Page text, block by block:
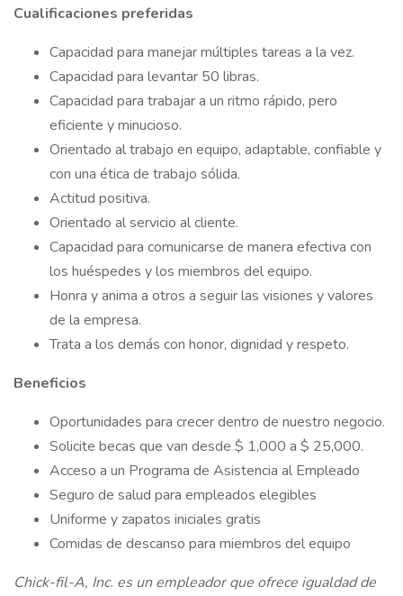
Cualificaciones preferidas
Capacidad para manejar múltiples tareas a la vez.
Capacidad para levantar 50 libras.
Capacidad para trabajar a un ritmo rápido, pero
eficiente y minucioso.
Orientado al trabajo en equipo, adaptable, confiable y
con una ética de trabajo sólida.
Actitud positiva.
Orientado al servicio al cliente.
Capacidad para comunicarse de manera efectiva con
los huéspedes y los miembros del equipo.
Honra y anima a otros a seguir las visiones y valores
de la empresa.
Trata a los demás con honor, dignidad y respeto.
Beneficios
Oportunidades para crecer dentro de nuestro negocio.
Solicite becas que van desde $ 1,000 a $ 25,000.
Acceso a un Programa de Asistencia al Empleado
Seguro de salud para empleados elegibles
Uniforme y zapatos iniciales gratis
Comidas de descanso para miembros del equipo
Chick-fil-A, Inc. es un empleador que ofrece igualdad de